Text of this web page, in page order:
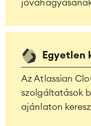
Egyetlen
Az Atlassian
szolgáltatások
ajánlaton